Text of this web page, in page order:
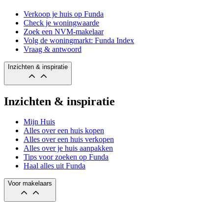
Verkoop je huis op Funda
Check je woningwaarde
Zoek een NVM-makelaar
Volg de woningmarkt: Funda Index
Vraag & antwoord
Inzichten & inspiratie
Inzichten & inspiratie
Mijn Huis
Alles over een huis kopen
Alles over een huis verkopen
Alles over je huis aanpakken
Tips voor zoeken op Funda
Haal alles uit Funda
Voor makelaars